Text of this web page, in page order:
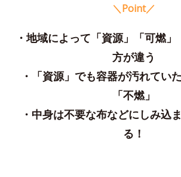
＼Point／
・地域によって「資源」「可燃
方が違う
・「資源」でも容器が汚れてい
「不燃」
・中身は不要な布などにしみ込
る！